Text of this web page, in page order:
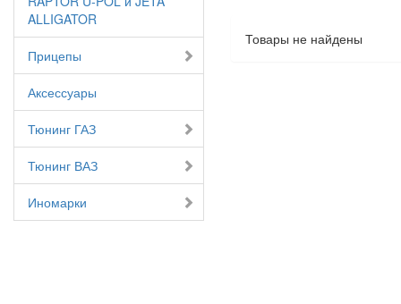
ALLIGATOR
Прицепы
Аксессуары
Тюнинг ГАЗ
Тюнинг ВАЗ
Иномарки
Товары не найдены